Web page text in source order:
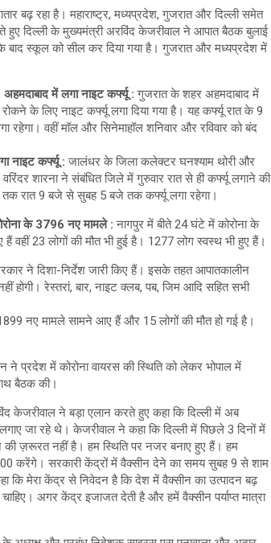
बढ़ रहा है। महाराष्ट्र, मध्यप्रदेश, गुजरात और दिल्ली समेत
हुए दिल्ली के मुख्यमंत्री अरविंद केजरीवाल ने आपात बैठक बुलाई
बाद स्कूल को सील कर दिया गया है। गुजरात और मध्यप्रदेश में
में लगा नाइट कर्फ्यू :गुजरात के शहर अहमदाबाद में
रोकने के लिए नाइट कर्फ्यू लगा दिया गया है। यह कर्फ्यू रात के 9
वहीं मॉल और सिनेमाहॉल शनिवार और रविवार को बंद
नाइट कर्फ्यू :जालंधर के जिला कलेक्टर घनश्याम थोरी और
शारना ने संबंधित जिले में गुरुवार रात से ही कर्फ्यू लगाने की
रात 9 बजे से सुबह 5 बजे तक कर्फ्यू लगा रहेगा।
के 3796 नए मामले :नागपुर में बीते 24 घंटे में कोरोना के
वहीं 23 लोगों की मौत भी हुई है। 1277 लोग स्वस्थ भी हुए हैं।
ने दिशा-निर्देश जारी किए हैं। इसके तहत आपातकालीन
रेस्तरां, बार, नाइट क्लब, पब, जिम आदि सहित सभी
नए मामले सामने आए हैं और 15 लोगों की मौत हो गई है।
ने प्रदेश में कोरोना वायरस की स्थिति को लेकर भोपाल में
बैठक की।
केजरीवाल ने बड़ा एलान करते हुए कहा कि दिल्ली में अब
जा रहे थे। केजरीवाल ने कहा कि दिल्ली में पिछले 3 दिनों में
की ज़रूरत नहीं है। हम स्थिति पर नजर बनाए हुए हैं। हम
करेंगे। सरकारी केंद्रों में वैक्सीन देने का समय सुबह 9 से शाम
मेरा केंद्र से निवेदन है कि देश में वैक्सीन का उत्पादन बढ़
अगर केंद्र इजाजत देती है और हमें वैक्सीन पर्याप्त मात्रा